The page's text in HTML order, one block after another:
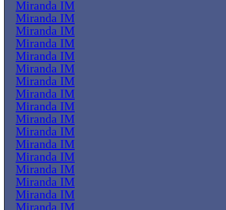
Miranda IM
Miranda IM
Miranda IM
Miranda IM
Miranda IM
Miranda IM
Miranda IM
Miranda IM
Miranda IM
Miranda IM
Miranda IM
Miranda IM
Miranda IM
Miranda IM
Miranda IM
Miranda IM
Miranda IM